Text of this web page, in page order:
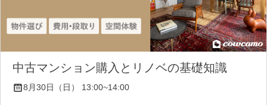
中古マンション購入とリノベの基礎知識
8月30日（日） 13:00~14:00